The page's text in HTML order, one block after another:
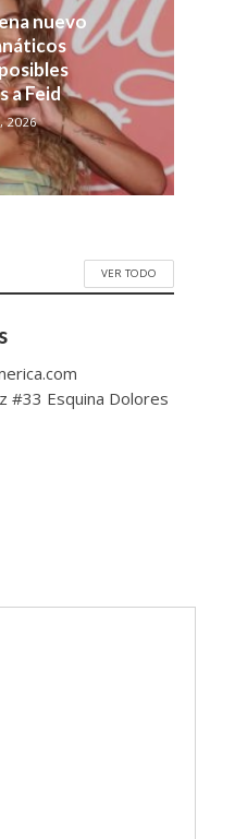
nuevo
a Feid
2026
VER TODO
#33 Esquina Dolores